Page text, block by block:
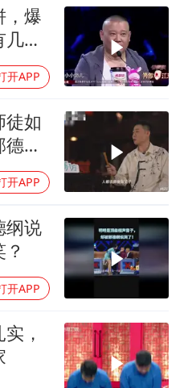
5次眼壁置换
构建更高水平的全民健身公共服务体系
，爆
个
开APP
徒如
纲
开APP
纲说
开APP
，